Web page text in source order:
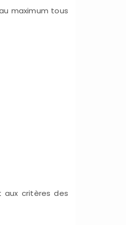
maximum tous
aux critères des